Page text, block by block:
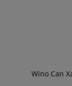
Wino Can